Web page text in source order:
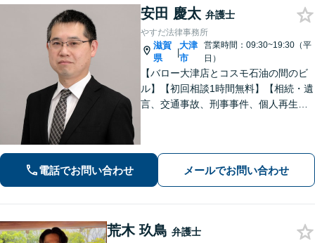
安田 慶太 弁護士
やすだ法律事務所
滋賀
県
|
大津
市
営業時間：09:30~19:30（平
日）
【バロー大津店とコスモ石油の間のビ
ル】【初回相談1時間無料】【相続・遺
言、交通事故、刑事事件、個人再生・
電話でお問い合わせ メールでお問い合わせ
荒木 玖鳥 弁護士